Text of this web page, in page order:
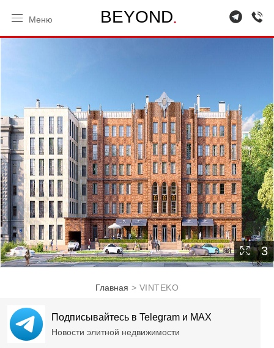
BEYOND.
Меню
3
Главная VINTEKO
VINTEKO
Подписывайтесь в Telegram и MAX
Новости элитной недвижимости